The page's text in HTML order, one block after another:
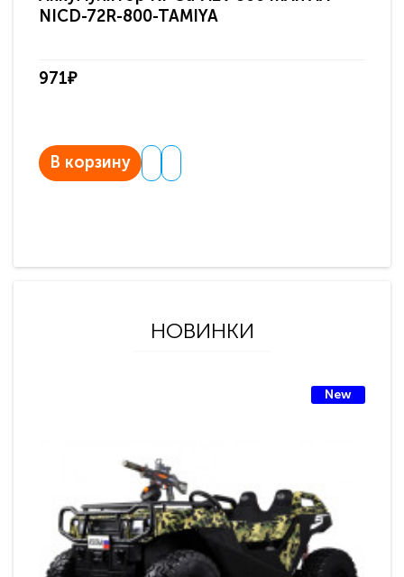
NICD-72R-800-TAMIYA
971₽
В корзину
НОВИНКИ
New